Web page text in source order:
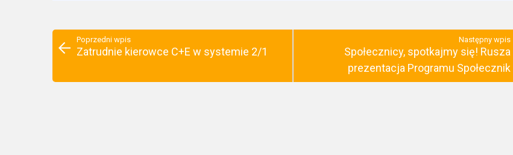
Poprzedni wpis
Zatrudnie kierowce C+E w systemie 2/1
Następny wpis
Społecznicy, spotkajmy się! Rusza
prezentacja Programu Społecznik